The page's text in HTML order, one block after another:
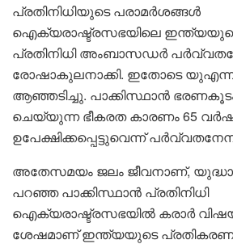
പ്രതിനിധിയുടെ പരാമർശങ്ങൾ
ഐക്യരാഷ്ട്രസഭയിലെ
പ്രതിനിധി അംബാസഡർ
രോഷാകുലനാക്കി. ഇതോടെ‌
ആഞ്ഞടിച്ചു. പാക്കിസ്ഥാൻ
ചെയ്യുന്ന ഭീകരത കാരണം 65
ഉപേക്ഷിക്കപ്പെട്ടുവെന്ന്
അതേസമയം ജലം ജീവനാണ്,
പറഞ്ഞ പാക്കിസ്ഥാൻ പ്രതിനിധി
ഐക്യരാഷ്ട്രസഭയിൽ കരാർ
ശേഷമാണ് ഇന്ത്യയുടെ പ്രതികരണം.